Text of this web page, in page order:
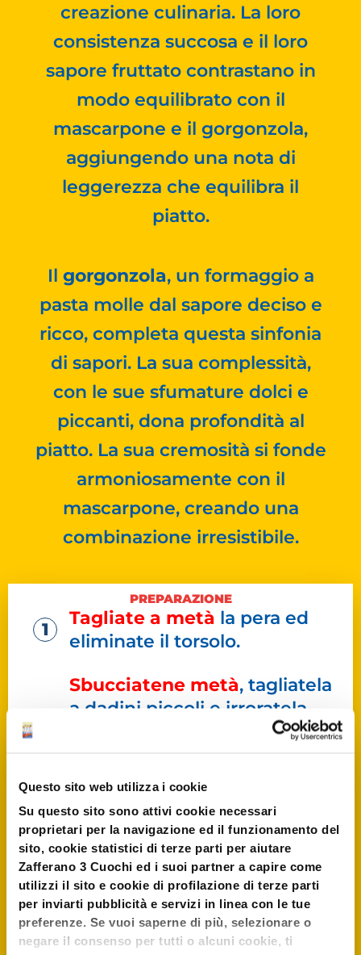
Questo sito web utilizza i cookie
Su questo sito sono attivi cookie necessari
proprietari per la navigazione ed il funzionamento del
sito, cookie statistici di terze parti per aiutare
Zafferano 3 Cuochi ed i suoi partner a capire come
utilizzi il sito e cookie di profilazione di terze parti
per inviarti pubblicità e servizi in linea con le tue
preferenze. Se vuoi saperne di più, selezionare o
negare il consenso per tutti o alcuni cookie, ti
creazione culinaria. La loro
consistenza succosa e il loro
sapore fruttato contrastano in
modo equilibrato con il
mascarpone e il gorgonzola,
aggiungendo una nota di
leggerezza che equilibra il
piatto.
Il gorgonzola, un formaggio a
pasta molle dal sapore deciso e
ricco, completa questa sinfonia
di sapori. La sua complessità,
con le sue sfumature dolci e
piccanti, dona profondità al
piatto. La sua cremosità si fonde
armoniosamente con il
mascarpone, creando una
combinazione irresistibile.
PREPARAZIONE
Tagliate a metà la pera ed
eliminate il torsolo.
Sbucciatene metà, tagliatela
a dadini piccoli e irroratela
con il succo di limone; l’altra
e
bagnatela con il succo di
limone
Mettete in una ciotolail
gorgonzola, il mascarpone e lo
zafferano sciolto in poco latte
caldo.